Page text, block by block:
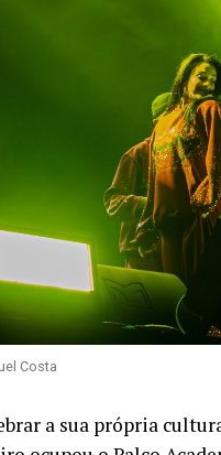
Costa
a sua própria